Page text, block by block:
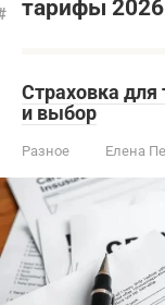
тарифы 2026
Страховка для
и выбор
Разное Елена